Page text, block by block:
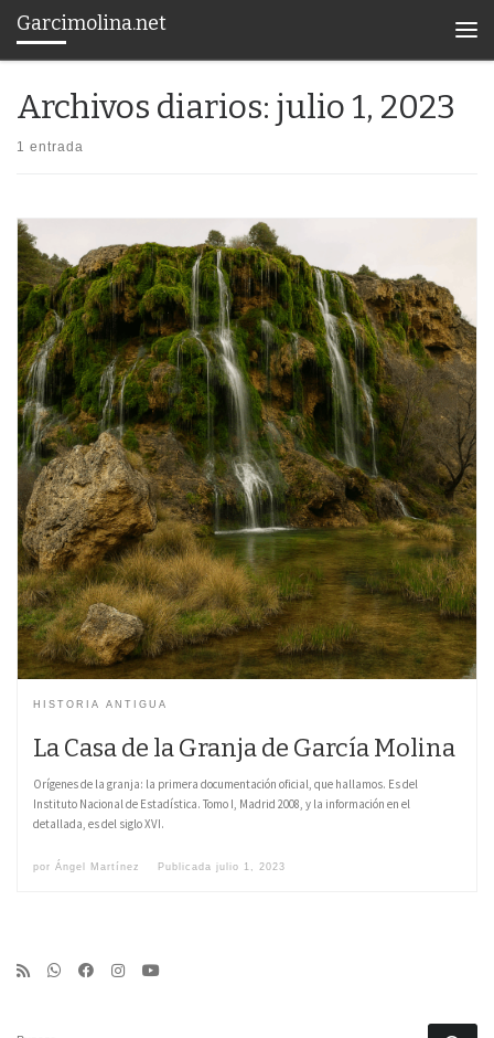
Saltar al contenido
Garcimolina.net
Archivos diarios: julio 1, 2023
1 entrada
HISTORIA ANTIGUA
La Casa de la Granja de García Molina
Orígenes de la granja: la primera documentación oficial, que hallamos. Es del
Instituto Nacional de Estadística. Tomo I, Madrid 2008, y la información en el
detallada, es del siglo XVI.
por Ángel Martínez Publicada julio 1, 2023